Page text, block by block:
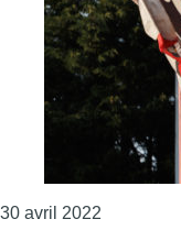
30 avril 2022